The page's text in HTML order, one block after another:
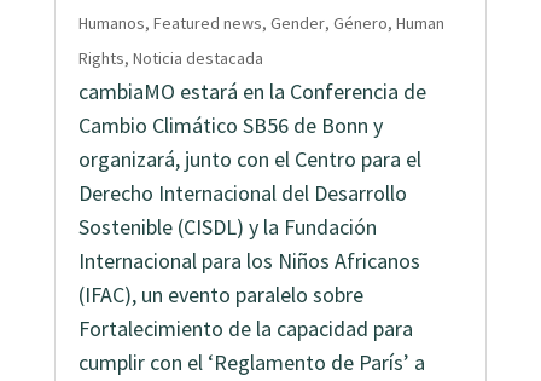
Humanos, Featured news, Gender, Género, Human
Rights, Noticia destacada
cambiaMO estará en la Conferencia de
Cambio Climático SB56 de Bonn y
organizará, junto con el Centro para el
Derecho Internacional del Desarrollo
Sostenible (CISDL) y la Fundación
Internacional para los Niños Africanos
(IFAC), un evento paralelo sobre
Fortalecimiento de la capacidad para
cumplir con el ‘Reglamento de París’ a